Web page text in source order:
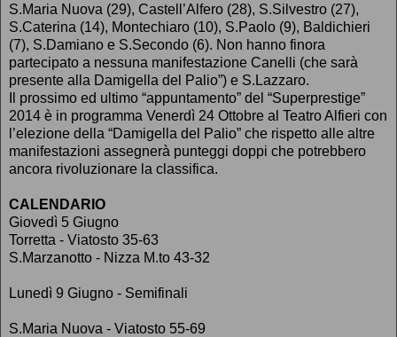
S.Maria Nuova (29), Castell’Alfero (28), S.Silvestro (27),
S.Caterina (14), Montechiaro (10), S.Paolo (9), Baldichieri
(7), S.Damiano e S.Secondo (6). Non hanno finora
partecipato a nessuna manifestazione Canelli (che sarà
presente alla Damigella del Palio”) e S.Lazzaro.
Il prossimo ed ultimo “appuntamento” del “Superprestige”
2014 è in programma Venerdì 24 Ottobre al Teatro Alfieri con
l’elezione della “Damigella del Palio” che rispetto alle altre
manifestazioni assegnerà punteggi doppi che potrebbero
ancora rivoluzionare la classifica.
CALENDARIO
Giovedì 5 Giugno
Torretta - Viatosto 35-63
S.Marzanotto - Nizza M.to 43-32
Lunedì 9 Giugno - Semifinali
S.Maria Nuova - Viatosto 55-69